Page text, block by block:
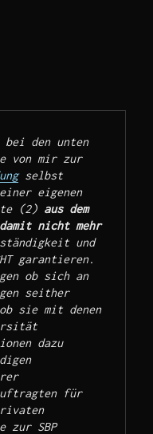
den unten
angeführten Fragen um die von mir zur
selbst
eigenen
(2) aus dem
nicht mehr
und
garantieren.
ob sich an
seither
sie mit denen
dazu
für
zur SBP